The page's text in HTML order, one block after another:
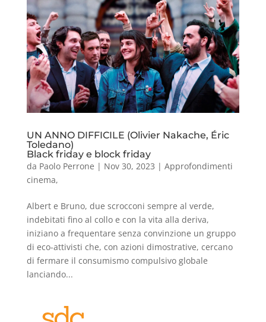
UN ANNO DIFFICILE (Olivier Nakache, Éric
Toledano)
Black friday e block friday
da Paolo Perrone | Nov 30, 2023 | Approfondimenti
cinema,
Albert e Bruno, due scrocconi sempre al verde,
indebitati fino al collo e con la vita alla deriva,
iniziano a frequentare senza convinzione un gruppo
di eco-attivisti che, con azioni dimostrative, cercano
di fermare il consumismo compulsivo globale
lanciando...